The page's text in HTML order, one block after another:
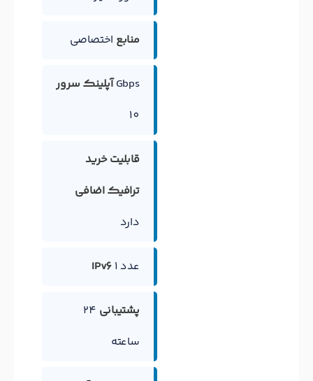
منابع اختصاصی
آپلینک سرور Gbps
10
قابلیت خرید
ترافیک اضافی
دارد
IPv6 1 عدد
پشتیبانی 24
ساعته